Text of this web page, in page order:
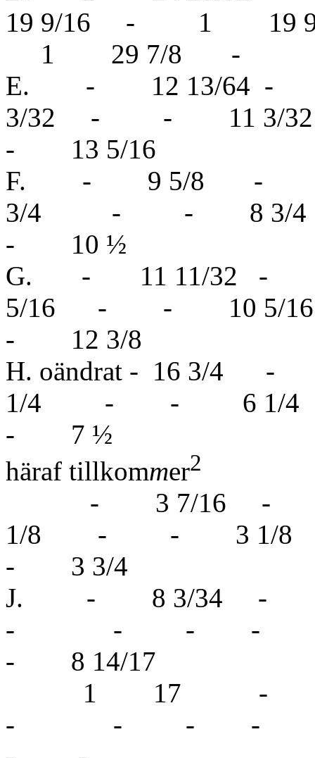
19 9/16 - 1 19
1 29 7/8 -
E. - 12 13/64
3/32 - - 11
- 13 5/16
F. - 9 5/8
3/4 - - 8
- 10 ½
G. - 11 11/32
5/16 - - 10
- 12 3/8
H. oändrat -
1/4 - - 6
- 7 ½
häraf tillkommer2
- 3 7/16 -
1/8 - - 3
- 3 3/4
J. - 8 3/34
- - -
- 8 14/17
1 17
- - -